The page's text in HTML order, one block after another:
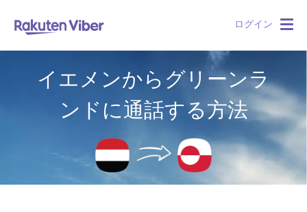
ログイン
イエメンからグリーンラ
ンドに通話する方法